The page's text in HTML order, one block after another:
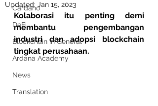
Cardano
DeFi
Blockchain in General
Ardana Academy
News
Translation
Updated: Jan 15, 2023
Kolaborasi itu penting demi
membantu pengembangan
industri dan adopsi blockchain
tingkat perusahaan.